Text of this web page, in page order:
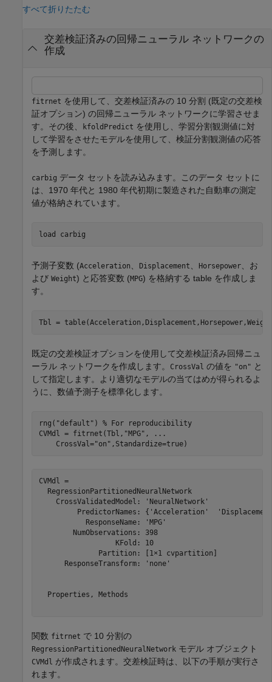
すべて折りたたむ
交差検証済みの回帰ニューラル ネットワークの
作成
fitrnet を使用して、交差検証済みの 10 分割 (既定の交差検
証オプション) の回帰ニューラル ネットワークに学習させま
す。その後、
kfoldPredict を使用し、学習分割観測値に対
して学習をさせたモデルを使用して、検証分割観測値の応答
を予測します。
carbig データ セットを読み込みます。このデータ セットに
は、1970 年代と 1980 年代初期に製造された自動車の測定
値が格納されています。
load carbig
予測子変数 (Acceleration 、 Displacement 、 Horsepower、お
よび Weight) と応答変数 (MPG) を格納する table を作成しま
す。
Tbl =
既定の交差検証オプションを使用して交差検証済み回帰ニュ
ーラル ネットワークを作成します。
CrossVal の値を "on" と
して指定します。より適切なモデルの当てはめが得られるよ
うに、数値予測子を標準化します。
rng( "default" ) % For reproducibility
CVMdl = fitrnet(Tbl, "MPG" ,
...
    CrossVal=
"on" ,Standardize=true)
CVMdl =
  RegressionPartitionedNeuralNetwork
    CrossValidatedModel: 'NeuralNetwork'
PredictorNames: {'Acceleration'
           ResponseName: 'MPG'
        NumObservations: 398
                  KFold: 10
              Partition: [1×1 cvpartition]
      ResponseTransform: 'none'
  Properties, Methods
関数 fitrnet で 10 分割の
RegressionPartitionedNeuralNetwork モデル オブジェクト
CVMdl が作成されます。交差検証時は、以下の手順が実行さ
れます。